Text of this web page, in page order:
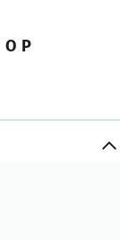
O P